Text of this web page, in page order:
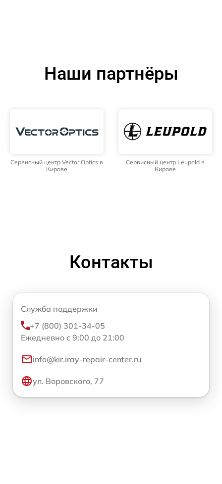
Наши партнёры
Сервисный центр Vector Optics в
Кирове
Сервисный центр Leupold в
Кирове
Контакты
Служба поддержки
+7 (800) 301-34-05
Ежедневно с 9:00 до 21:00
info@kir.iray-repair-center.ru
ул. Воровского, 77